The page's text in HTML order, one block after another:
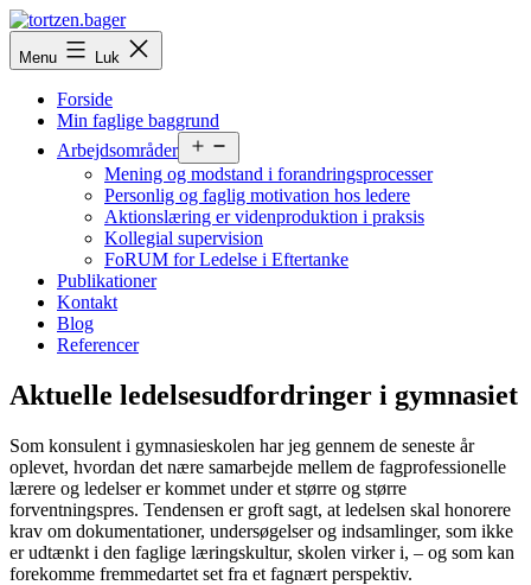
Fortsæt
til
indhold
tortzen.bager
Menu Luk
Forside
Min faglige baggrund
Arbejdsområder
menu
Mening og modstand i forandringsprocesser
Personlig og faglig motivation hos ledere
Aktionslæring er videnproduktion i praksis
Kollegial supervision
FoRUM for Ledelse i Eftertanke
Publikationer
Kontakt
Blog
Referencer
Aktuelle ledelsesudfordringer i gymnasiet
Som konsulent i gymnasieskolen har jeg gennem de seneste år
oplevet, hvordan det nære samarbejde mellem de fagprofessionelle
lærere og ledelser er kommet under et større og større
forventningspres. Tendensen er groft sagt, at ledelsen skal honorere
krav om dokumentationer, undersøgelser og indsamlinger, som ikke
er udtænkt i den faglige læringskultur, skolen virker i, – og som kan
forekomme fremmedartet set fra et fagnært perspektiv.